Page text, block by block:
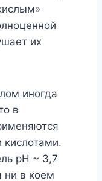
их
иногда
в
кислотами.
рН ~ 3,7
ни в коем